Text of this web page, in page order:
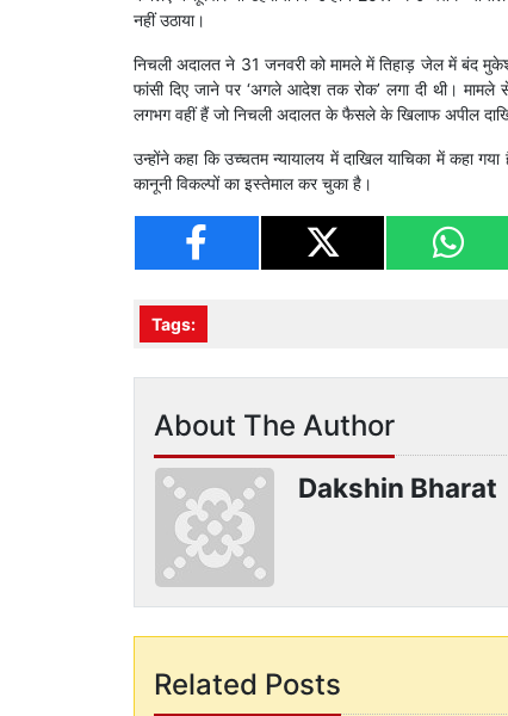
नहीं उठाया।
निचली अदालत ने 31 जनवरी को मामले में तिहाड़ जेल में बंद
फांसी दिए जाने पर ‘अगले आदेश तक रोक’ लगा दी थी।
लगभग वहीं हैं जो निचली अदालत के फैसले के खिलाफ अपील
उन्होंने कहा कि उच्चतम न्यायालय में दाखिल याचिका में कहा
कानूनी विकल्पों का इस्तेमाल कर चुका है।
Tags:
About The Author
Dakshin Bharat
Related Posts